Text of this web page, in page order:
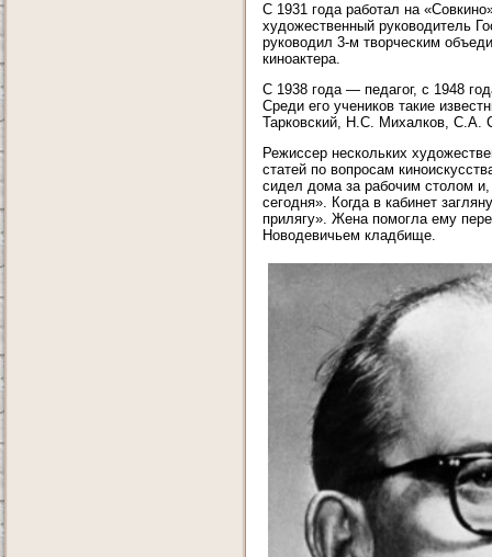
С 1931 года работал на
художественный руководитель
руководил 3-м творческим
киноактера.
С 1938 года — педагог, с 1948
Среди его учеников такие
Тарковский, Н.С. Михалков, С.А.
Режиссер нескольких
статей по вопросам
сидел дома за рабочим столом
сегодня». Когда в кабинет
прилягу». Жена помогла ему
Новодевичьем кладбище.